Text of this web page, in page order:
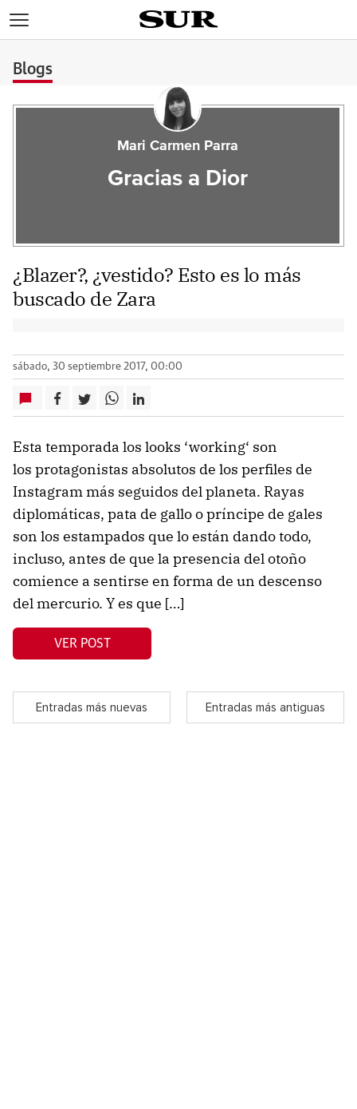
Blogs
Mari Carmen Parra
Gracias a Dior
¿Blazer?, ¿vestido? Esto es lo más
buscado de Zara
sábado, 30 septiembre 2017, 00:00
Esta temporada los looks ‘working‘ son
los protagonistas absolutos de los perfiles de
Instagram más seguidos del planeta. Rayas
diplomáticas, pata de gallo o príncipe de gales
son los estampados que lo están dando todo,
incluso, antes de que la presencia del otoño
comience a sentirse en forma de un descenso
del mercurio. Y es que […]
VER POST
Entradas más nuevas Entradas más antiguas